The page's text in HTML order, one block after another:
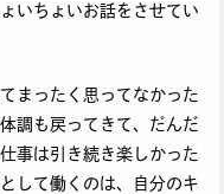
いちょいお話をさせてい
まったく思ってなかった
調も戻ってきて、だんだ
事は引き続き楽しかった
して働くのは、自分のキ